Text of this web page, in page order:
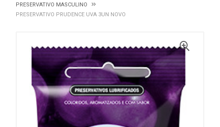
PRESERVATIVO MASCULINO
PRESERVATIVO PRUDENCE UVA 3UN NOVO